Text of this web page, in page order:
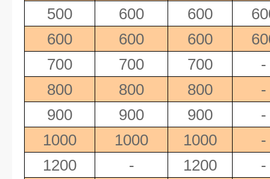
500
600 600
600
600 600
700
700 700
-
800
800 800
-
900
900 900
-
1000
1000 1000
-
1200
- 1200
-